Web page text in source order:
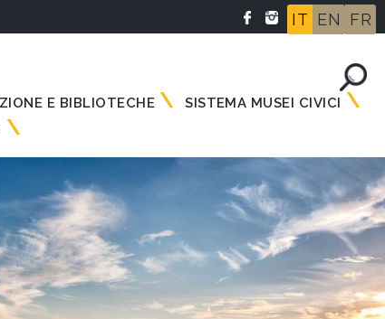
IT EN FR
E BIBLIOTECHE
SISTEMA MUSEI CIVICI